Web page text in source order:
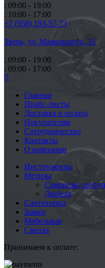
: 09:00 - 19:00
: 10:00 - 17:00
+7 (958) 193-57-73
Тверь, ул. Маяковского, 31
: 09:00 - 19:00
: 09:00 - 17:00
Главная
Прайс-листы
Доставка и оплата
Покупателям
Сотрудничество
Контакты
О компании
Инструменты
Метизы
Саморезы,
Дюбеля
Сантехника
Замки
Мебельная
Сверла
Принимаем к оплате: